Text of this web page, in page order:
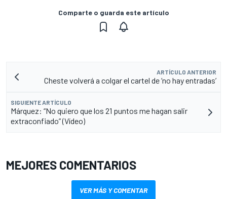
Comparte o guarda este artículo
ARTÍCULO ANTERIOR
Cheste volverá a colgar el cartel de ‘no hay entradas’
SIGUIENTE ARTÍCULO
Márquez: “No quiero que los 21 puntos me hagan salir
extraconfiado” (Vídeo)
MEJORES COMENTARIOS
VER MÁS Y COMENTAR